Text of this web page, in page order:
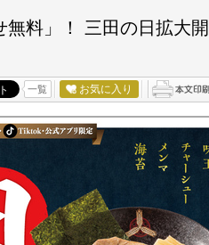
無料」！ 三田の日拡大
一覧 お気に入り